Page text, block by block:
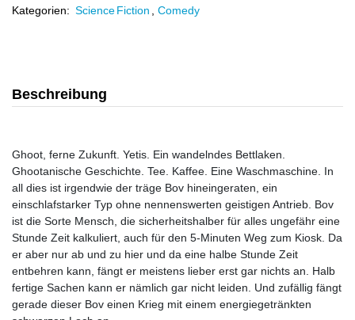
Kategorien: Science Fiction Comedy
Beschreibung
Ghoot, ferne Zukunft. Yetis. Ein wandelndes Bettlaken.
Ghootanische Geschichte. Tee. Kaffee. Eine Waschmaschine. In
all dies ist irgendwie der träge Bov hineingeraten, ein
einschlafstarker Typ ohne nennenswerten geistigen Antrieb. Bov
ist die Sorte Mensch, die sicherheitshalber für alles ungefähr eine
Stunde Zeit kalkuliert, auch für den 5-Minuten Weg zum Kiosk. Da
er aber nur ab und zu hier und da eine halbe Stunde Zeit
entbehren kann, fängt er meistens lieber erst gar nichts an. Halb
fertige Sachen kann er nämlich gar nicht leiden. Und zufällig fängt
gerade dieser Bov einen Krieg mit einem energiegetränkten